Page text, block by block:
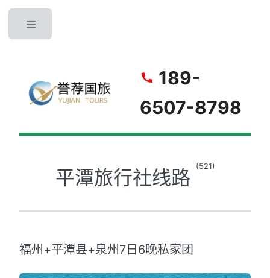
189-
6507-8798
平潭旅行社线路 (521)
福州+平潭县+泉州7日6晚私家团